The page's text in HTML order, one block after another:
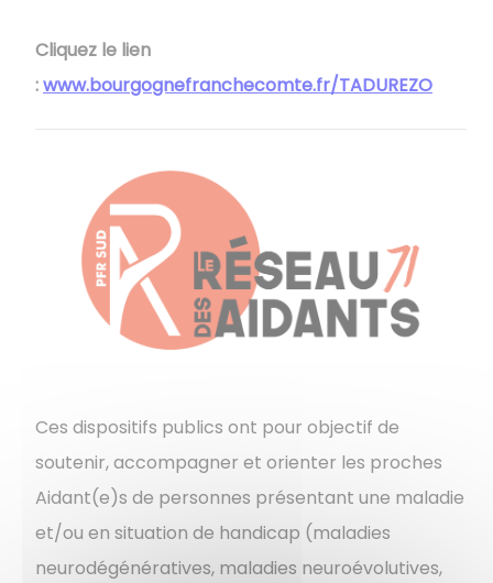
Cliquez le lien
:www.bourgognefranchecomte.fr/TADUREZO
Ces dispositifs publics ont pour objectif de
soutenir, accompagner et orienter les proches
Aidant(e)s de personnes présentant une maladie
et/ou en situation de handicap (maladies
neurodégénératives, maladies neuroévolutives,